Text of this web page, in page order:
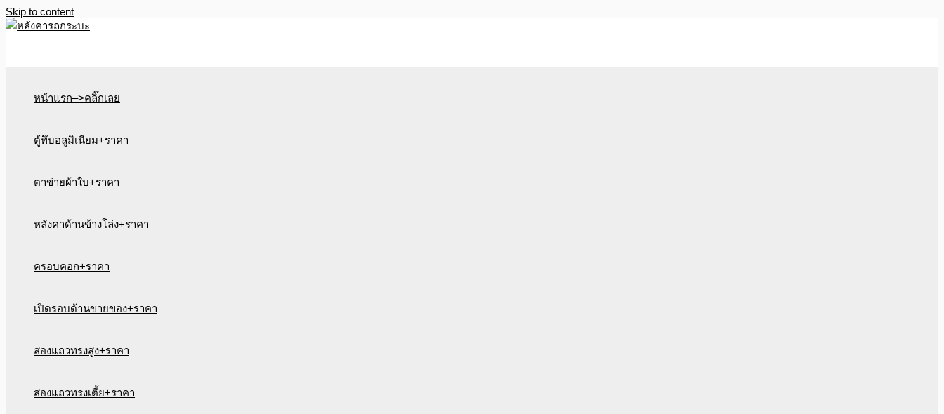
Skip to content
หน้าแรก–>คลิ๊กเลย
ตู้ทึบอลูมิเนียม+ราคา
ตาข่ายผ้าใบ+ราคา
หลังคาด้านข้างโล่ง+ราคา
ครอบคอก+ราคา
เปิดรอบด้านขายของ+ราคา
สองแถวทรงสูง+ราคา
สองแถวทรงเตี้ย+ราคา